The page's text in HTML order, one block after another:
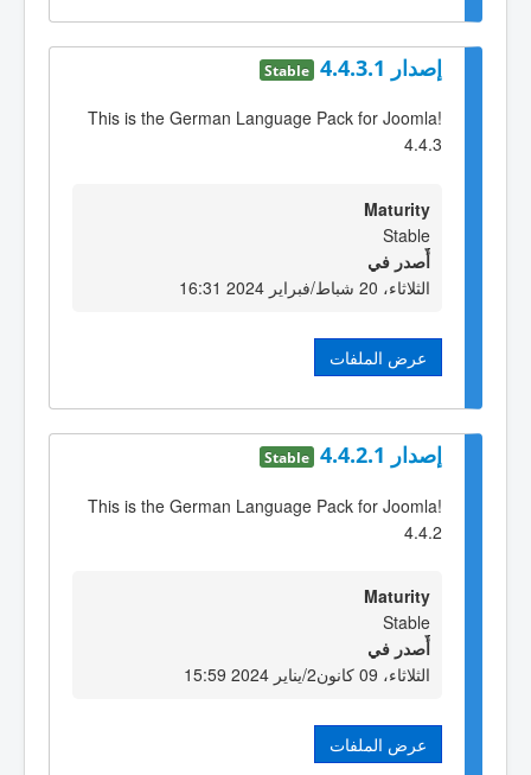
إصدار 4.4.3.1 Stable
This is the German Language Pack for Joomla!
4.4.3
Maturity
Stable
أٌصدر في
الثلاثاء، 20 شباط/فبراير 2024 16:31
عرض الملفات
إصدار 4.4.2.1 Stable
This is the German Language Pack for Joomla!
4.4.2
Maturity
Stable
أٌصدر في
الثلاثاء، 09 كانون2/يناير 2024 15:59
عرض الملفات